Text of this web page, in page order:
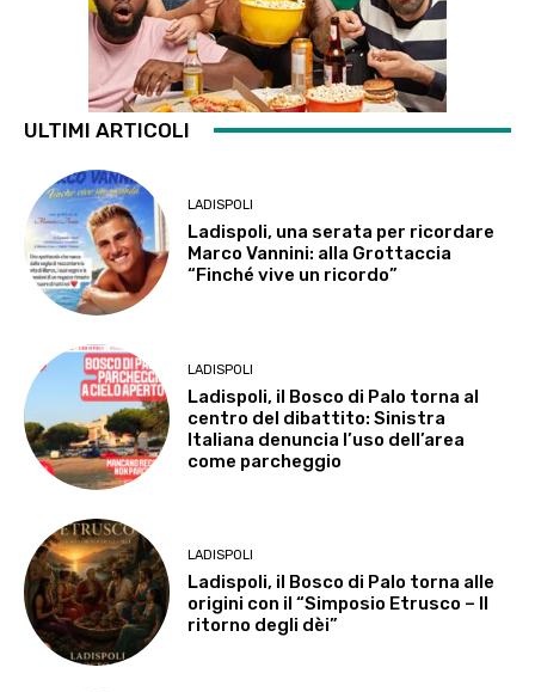
ULTIMI ARTICOLI
LADISPOLI
Ladispoli, una serata per ricordare
Marco Vannini: alla Grottaccia
“Finché vive un ricordo”
LADISPOLI
Ladispoli, il Bosco di Palo torna al
centro del dibattito: Sinistra
Italiana denuncia l’uso dell’area
come parcheggio
LADISPOLI
Ladispoli, il Bosco di Palo torna alle
origini con il “Simposio Etrusco – Il
ritorno degli dèi”